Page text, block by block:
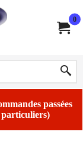
0
passées
particuliers)